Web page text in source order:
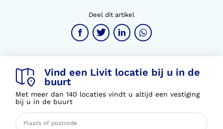
Deel dit artikel
Vind een Livit locatie bij u in de
buurt
Met meer dan 140 locaties vindt u altijd een vestiging
bij u in de buurt